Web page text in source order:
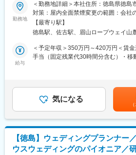
■業務概要
当社が運営する結婚式場で、ブライダ
館されたカップルへの初期接客から式
きます。新規のお客様対応、式場案内
ンの企画・提案、見積書作成、成約ク
す。成約後は専任プランナーへ引き継
ジのヒアリング）
・式場や施設のご案内、式場の魅力の
・お二人に合わせたプランニングと見
・「ブライダルフェア」や模擬挙式等
・県内複数式場への移動（自家用車利
勤務地
＜勤務地詳細＞本社住所：徳島県徳島
対策：屋内全面禁煙変更の範囲：会社
ワーク含む）
【最寄り駅】
徳島駅、佐古駅、眉山ロープウェイ山
給与
＜予定年収＞350万円～420万円＜賃
手当（固定残業代30時間分含む）・移
月給＞252,000円～283,000円（一律
＜残業手当＞有＜給与補足＞賞与（年
月 ※但し業績による賃金はあくまで
通じて上下する可能性があります。月
表記です。
気になる
【徳島】ウェディングプランナー
ウスウェディングのパイオニア／